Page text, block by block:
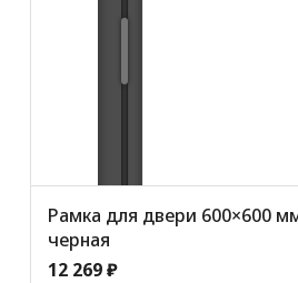
Рамка для двери 600×600
черная
12 269 ₽